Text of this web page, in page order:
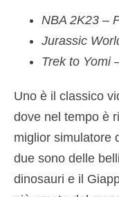
NBA 2K23 –
Jurassic
Trek to Yomi
Uno è il classico
dove nel tempo è
miglior simulatore
due sono delle
dinosauri e il